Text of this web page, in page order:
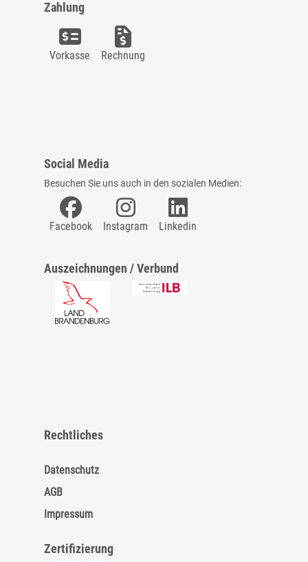
Zahlung
Vorkasse Rechnung
Social Media
Besuchen Sie uns auch in den sozialen Medien:
Facebook Instagram Linkedin
Auszeichnungen / Verbund
Rechtliches
Datenschutz
AGB
Impressum
Zertifizierung